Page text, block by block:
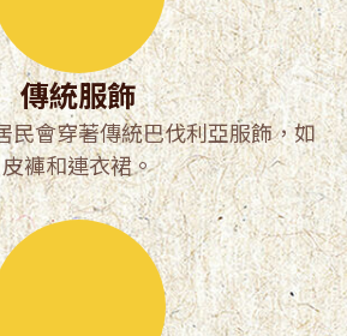
傳統服飾
民會穿著傳統巴伐利亞服飾，如
皮褲和連衣裙。